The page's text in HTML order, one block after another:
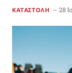
ΚΑΤΑΣΤΟΛΗ 28